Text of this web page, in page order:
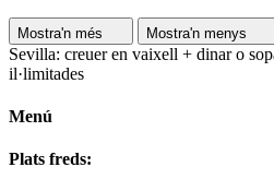
Mostra'n més Mostra'n menys
Sevilla: creuer en vaixell + dinar o
il·limitades
Menú
Plats freds: